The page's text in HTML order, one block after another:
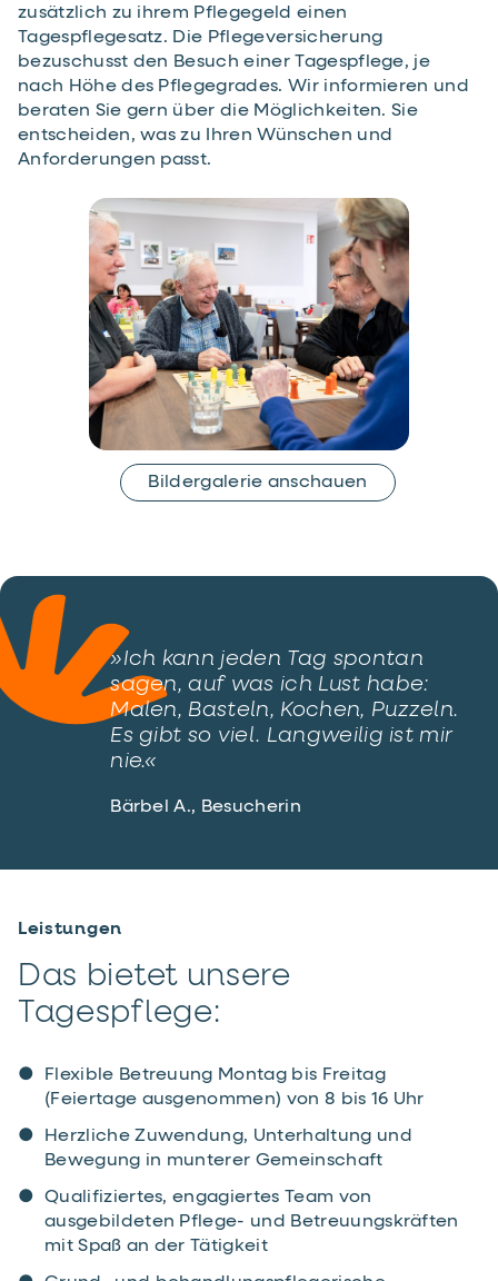
zusätzlich zu ihrem Pflegegeld einen
Tagespflegesatz. Die Pflegeversicherung
bezuschusst den Besuch einer Tagespflege, je
nach Höhe des Pflegegrades. Wir informieren und
beraten Sie gern über die Möglichkeiten. Sie
entscheiden, was zu Ihren Wünschen und
Anforderungen passt.
Bildergalerie anschauen
»Ich kann jeden Tag spontan
sagen, auf was ich Lust habe:
Malen, Basteln, Kochen, Puzzeln.
Es gibt so viel. Langweilig ist mir
nie.«
Bärbel A., Besucherin
Leistungen
Das bietet unsere
Tagespflege:
Flexible Betreuung Montag bis Freitag
(Feiertage ausgenommen) von 8 bis 16 Uhr
Herzliche Zuwendung, Unterhaltung und
Bewegung in munterer Gemeinschaft
Qualifiziertes, engagiertes Team von
ausgebildeten ­­­­­­Pflege- und Betreuungskräften
mit Spaß an der Tätigkeit